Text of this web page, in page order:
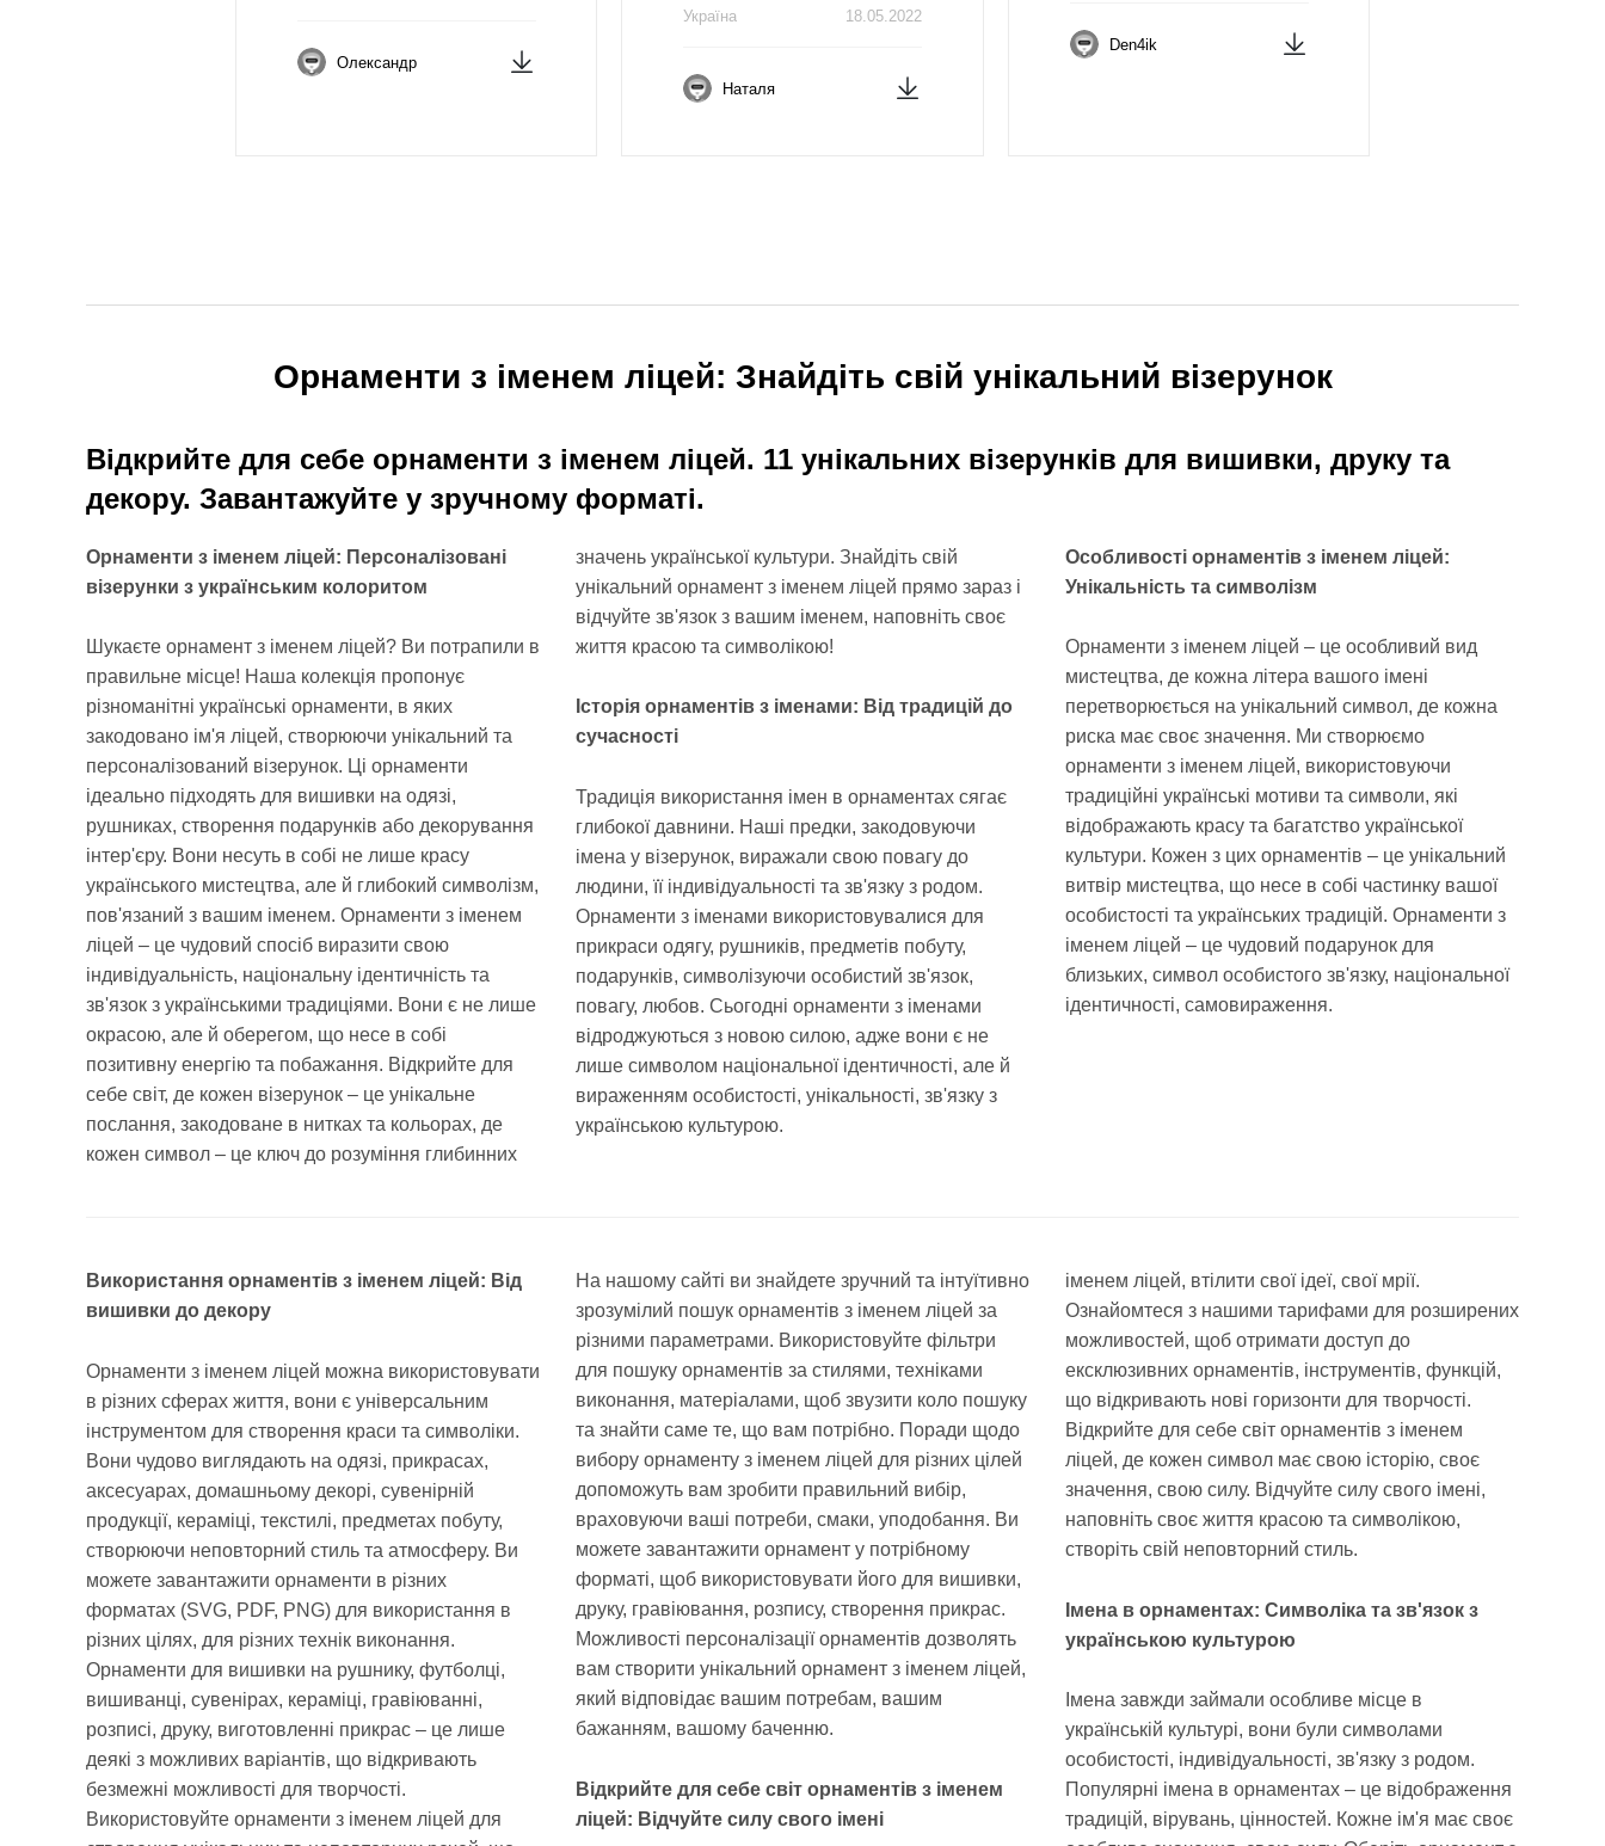
Олександр
18.05.2022
Україна
Наталя
Den4ik
Орнаменти з іменем ліцей: Знайдіть свій унікальний візерунок
Відкрийте для себе орнаменти з іменем ліцей. 11 унікальних візерунків для вишивки, друку та
декору. Завантажуйте у зручному форматі.
Орнаменти з іменем ліцей: Персоналізовані
візерунки з українським колоритом
Шукаєте орнамент з іменем ліцей? Ви потрапили в
правильне місце! Наша колекція пропонує
різноманітні українські орнаменти, в яких
закодовано ім'я ліцей, створюючи унікальний та
персоналізований візерунок. Ці орнаменти
ідеально підходять для вишивки на одязі,
рушниках, створення подарунків або декорування
інтер'єру. Вони несуть в собі не лише красу
українського мистецтва, але й глибокий символізм,
пов'язаний з вашим іменем. Орнаменти з іменем
ліцей – це чудовий спосіб виразити свою
індивідуальність, національну ідентичність та
зв'язок з українськими традиціями. Вони є не лише
окрасою, але й оберегом, що несе в собі
позитивну енергію та побажання. Відкрийте для
себе світ, де кожен візерунок – це унікальне
послання, закодоване в нитках та кольорах, де
кожен символ – це ключ до розуміння глибинних
значень української культури. Знайдіть свій
унікальний орнамент з іменем ліцей прямо зараз і
відчуйте зв'язок з вашим іменем, наповніть своє
життя красою та символікою!
Історія орнаментів з іменами: Від традицій до
сучасності
Традиція використання імен в орнаментах сягає
глибокої давнини. Наші предки, закодовуючи
імена у візерунок, виражали свою повагу до
людини, її індивідуальності та зв'язку з родом.
Орнаменти з іменами використовувалися для
прикраси одягу, рушників, предметів побуту,
подарунків, символізуючи особистий зв'язок,
повагу, любов. Сьогодні орнаменти з іменами
відроджуються з новою силою, адже вони є не
лише символом національної ідентичності, але й
вираженням особистості, унікальності, зв'язку з
українською культурою.
Особливості орнаментів з іменем ліцей:
Унікальність та символізм
Орнаменти з іменем ліцей – це особливий вид
мистецтва, де кожна літера вашого імені
перетворюється на унікальний символ, де кожна
риска має своє значення. Ми створюємо
орнаменти з іменем ліцей, використовуючи
традиційні українські мотиви та символи, які
відображають красу та багатство української
культури. Кожен з цих орнаментів – це унікальний
витвір мистецтва, що несе в собі частинку вашої
особистості та українських традицій. Орнаменти з
іменем ліцей – це чудовий подарунок для
близьких, символ особистого зв'язку, національної
ідентичності, самовираження.
Використання орнаментів з іменем ліцей: Від
вишивки до декору
Орнаменти з іменем ліцей можна використовувати
в різних сферах життя, вони є універсальним
інструментом для створення краси та символіки.
Вони чудово виглядають на одязі, прикрасах,
аксесуарах, домашньому декорі, сувенірній
продукції, кераміці, текстилі, предметах побуту,
створюючи неповторний стиль та атмосферу. Ви
можете завантажити орнаменти в різних
форматах (SVG, PDF, PNG) для використання в
різних цілях, для різних технік виконання.
Орнаменти для вишивки на рушнику, футболці,
вишиванці, сувенірах, кераміці, гравіюванні,
розписі, друку, виготовленні прикрас – це лише
деякі з можливих варіантів, що відкривають
безмежні можливості для творчості.
Використовуйте орнаменти з іменем ліцей для
На нашому сайті ви знайдете зручний та інтуїтивно
зрозумілий пошук орнаментів з іменем ліцей за
різними параметрами. Використовуйте фільтри
для пошуку орнаментів за стилями, техніками
виконання, матеріалами, щоб звузити коло пошуку
та знайти саме те, що вам потрібно. Поради щодо
вибору орнаменту з іменем ліцей для різних цілей
допоможуть вам зробити правильний вибір,
враховуючи ваші потреби, смаки, уподобання. Ви
можете завантажити орнамент у потрібному
форматі, щоб використовувати його для вишивки,
друку, гравіювання, розпису, створення прикрас.
Можливості персоналізації орнаментів дозволять
вам створити унікальний орнамент з іменем ліцей,
який відповідає вашим потребам, вашим
бажанням, вашому баченню.
Відкрийте для себе світ орнаментів з іменем
ліцей: Відчуйте силу свого імені
іменем ліцей, втілити свої ідеї, свої мрії.
Ознайомтеся з нашими тарифами для розширених
можливостей, щоб отримати доступ до
ексклюзивних орнаментів, інструментів, функцій,
що відкривають нові горизонти для творчості.
Відкрийте для себе світ орнаментів з іменем
ліцей, де кожен символ має свою історію, своє
значення, свою силу. Відчуйте силу свого імені,
наповніть своє життя красою та символікою,
створіть свій неповторний стиль.
Імена в орнаментах: Символіка та зв'язок з
українською культурою
Імена завжди займали особливе місце в
українській культурі, вони були символами
особистості, індивідуальності, зв'язку з родом.
Популярні імена в орнаментах – це відображення
традицій, вірувань, цінностей. Кожне ім'я має своє